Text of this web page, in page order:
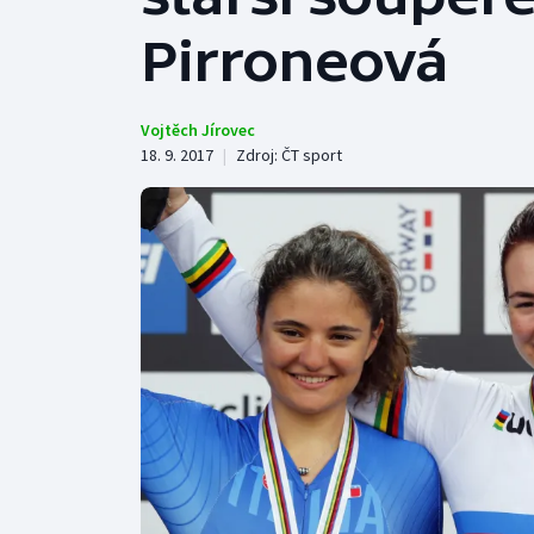
Curling
Dostihy
Golf
Gymnastika
Pirroneová
Vojtěch Jírovec
18. 9. 2017 | Zdroj: ČT sport